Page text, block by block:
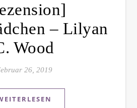
– Lilyan
Wood
26, 2019